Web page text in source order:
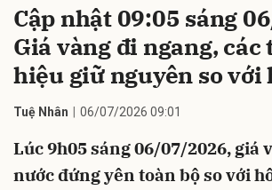
Cập nhật 09:05 sáng
Giá vàng đi ngang, các
hiệu giữ nguyên so với
Tuệ Nhân 06/07/2026 09:01
Lúc 9h05 sáng 06/07/2026, giá
nước đứng yên toàn bộ so với